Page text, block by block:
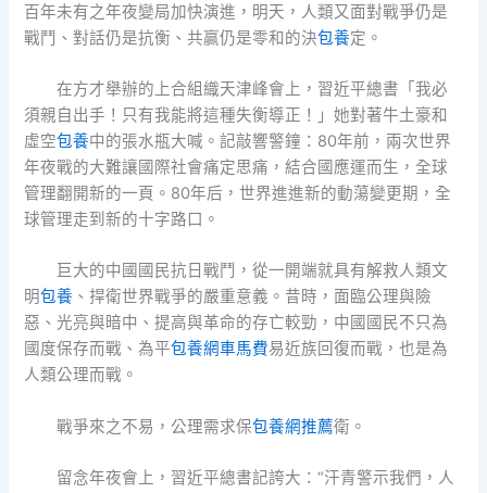
百年未有之年夜變局加快演進，明天，人類又面對戰爭仍是
戰鬥、對話仍是抗衡、共贏仍是零和的決包養定。
在方才舉辦的上合組織天津峰會上，習近平總書「我必
須親自出手！只有我能將這種失衡導正！」她對著牛土豪和
虛空包養中的張水瓶大喊。記敲響警鐘：80年前，兩次世界
年夜戰的大難讓國際社會痛定思痛，結合國應運而生，全球
管理翻開新的一頁。80年后，世界進進新的動蕩變更期，全
球管理走到新的十字路口。
巨大的中國國民抗日戰鬥，從一開端就具有解救人類文
明包養 、捍衛世界戰爭的嚴重意義。昔時，面臨公理與險
惡、光亮與暗中、提高與革命的存亡較勁，中國國民不只為
國度保存而戰、為平包養網車馬費易近族回復而戰，也是為
人類公理而戰。
戰爭來之不易，公理需求保包養網推薦衛。
留念年夜會上，習近平總書記誇大：“汗青警示我們，人